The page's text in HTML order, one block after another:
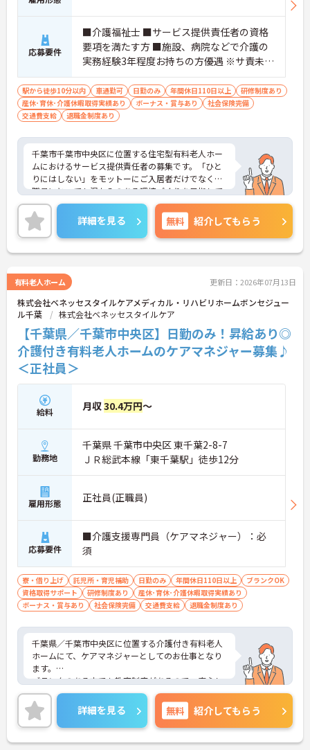
負担が減ります
・介護スタッフと看護スタッフの比率が1対1で相談
しやすく、初任者研修や実務者研修からでも着実に
専門性を高められます
＜残業月7時間以下で身体の負担を軽減！＞
・常勤で働くスタッフの比率が90パーセント以上と
高く、急なシフト変更や無理な長時間勤務が発生し
にくい人員体制です
・訪問スケジュールに沿って施設内でのケアを行う
ため、月平均の残業時間は5時間から7時間程度とか
・夜勤明けの翌日は原則としてお休みとなるシフト
編成が組まれており、しっかりと休息を取りながら
長期的な就業が可能です
＜評価制度でキャリアアップ＞
・介護福祉士や初任者研修などの資格や実務経験、
夜勤回数がしっかりと給与に反映されるためモチベ
ーションを維持できます
・年次を問わずリーダーや主任などのマネジメント
職へ昇格する事例も多数あり、腰を据えて長期的な
キャリア形成が可能です
応募要件
■介護福祉士 ■サービス提供責任者の資格
要項を満たす方 ■施設、病院などで介護の
実務経験3年程度お持ちの方優遇 ※サ責未経
験スタートの実績多数
駅から徒歩10分以内 車通勤可 日勤のみ 年間休日110日以上
研修制度あり
産休･育休･介護休暇取得実績あり
ボーナス・賞与あり
社会保険完備
交通費支給
退職金制度あり
千葉市千葉市中央区に位置する住宅型有料老人ホー
ムにおけるサービス提供責任者の募集です。「ひと
りにはしない」をモットーにご入居者だけでなく、
職員にとっても温かみのある環境づくりを目指して
おり、ご利用者一人ひとりに寄り添ってサービスを
提供していただける方を募集しています。サービス
提供責任者の経験がなくスタートされた方も多数い
らっしゃいます。
ご興味のある方には、面接対策ポイントなど、さら
さい！
詳細を見る 無料 紹介してもらう
有料老人ホーム 更新日：2026年07月13日
株式会社ベネッセスタイルケアメディカル・リハビリホームボンセジュー
ル千葉
株式会社ベネッセスタイルケア
【千葉県／千葉市中央区】日勤のみ！昇給あり◎
介護付き有料老人ホームのケアマネジャー募集♪
＜正社員＞
給料 月収30.4万円～
勤務地
千葉県 千葉市中央区 東千葉2-8-7
ＪＲ総武本線「東千葉駅」徒歩12分
雇用形態 正社員(正職員)
応募要件
■介護支援専門員（ケアマネジャー）：必
須
寮・借り上げ 託児所・育児補助 日勤のみ 年間休日110日以上
ブランクOK
資格取得サポート
研修制度あり
産休･育休･介護休暇取得実績あり
ボーナス・賞与あり
社会保険完備 交通費支給 退職金制度あり
千葉県／千葉市中央区に位置する介護付き有料老人
ホームにて、ケアマネジャーとしてのお仕事となり
ます。
ブランクのある方でも教育制度があるので、安心し
てお仕事を始めることができます！月給30.4万円～
と待遇が充実しているので、長く安心して働ける環
境となっております◎
ご興味ある方は面接ポイントをお伝えしますので、
お気軽にお問い合わせください♪
詳細を見る 無料 紹介してもらう